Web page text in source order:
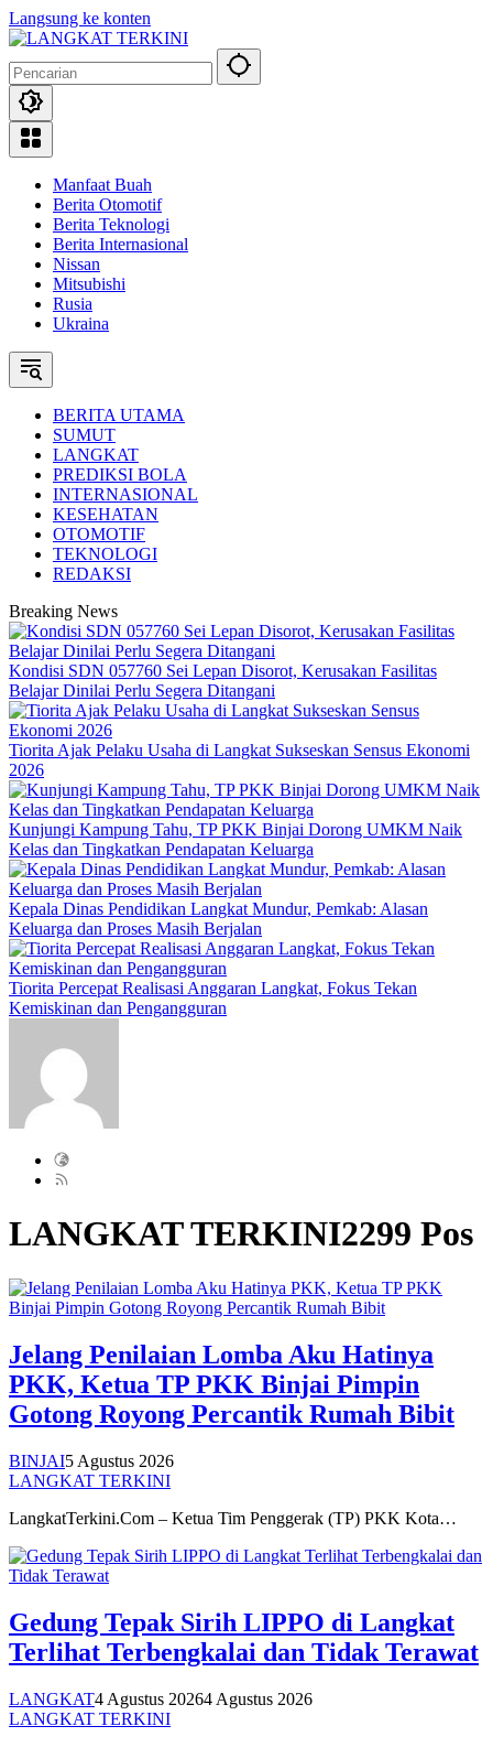
Langsung ke konten
Manfaat Buah
Berita Otomotif
Berita Teknologi
Berita Internasional
Nissan
Mitsubishi
Rusia
Ukraina
BERITA UTAMA
SUMUT
LANGKAT
PREDIKSI BOLA
INTERNASIONAL
KESEHATAN
OTOMOTIF
TEKNOLOGI
REDAKSI
Breaking News
Kondisi SDN 057760 Sei Lepan Disorot, Kerusakan Fasilitas
Belajar Dinilai Perlu Segera Ditangani
Tiorita Ajak Pelaku Usaha di Langkat Sukseskan Sensus Ekonomi
2026
Kunjungi Kampung Tahu, TP PKK Binjai Dorong UMKM Naik
Kelas dan Tingkatkan Pendapatan Keluarga
Kepala Dinas Pendidikan Langkat Mundur, Pemkab: Alasan
Keluarga dan Proses Masih Berjalan
Tiorita Percepat Realisasi Anggaran Langkat, Fokus Tekan
Kemiskinan dan Pengangguran
LANGKAT TERKINI2299 Pos
Jelang Penilaian Lomba Aku Hatinya
PKK, Ketua TP PKK Binjai Pimpin
Gotong Royong Percantik Rumah Bibit
BINJAI5 Agustus 2026
LANGKAT TERKINI
LangkatTerkini.Com – Ketua Tim Penggerak (TP) PKK Kota…
Gedung Tepak Sirih LIPPO di Langkat
Terlihat Terbengkalai dan Tidak Terawat
LANGKAT4 Agustus 20264 Agustus 2026
LANGKAT TERKINI